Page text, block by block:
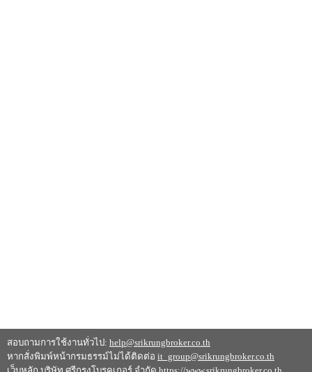
สอบถามการใช้งานทั่วไป: help@srikrungbroker.co.th
หากสั่งพิมพ์หน้ากรมธรรม์ไม่ได้ติดต่อ it_group@srikrungbroker.co.th